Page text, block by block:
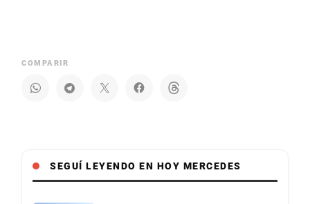
COMPARIR
SEGUÍ LEYENDO EN HOY MERCEDES